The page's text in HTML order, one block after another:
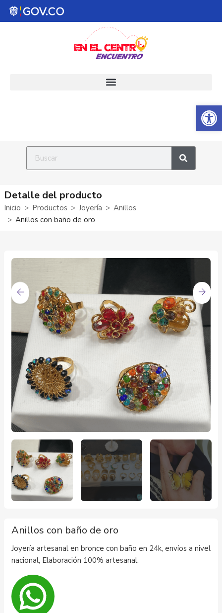
Abrir
Detalle del producto
Inicio Productos Joyería
Anillos
Anillos con baño de oro
Anillos con baño de oro
Joyería artesanal en bronce con baño en 24k, envíos a nivel
nacional, Elaboración 100% artesanal.